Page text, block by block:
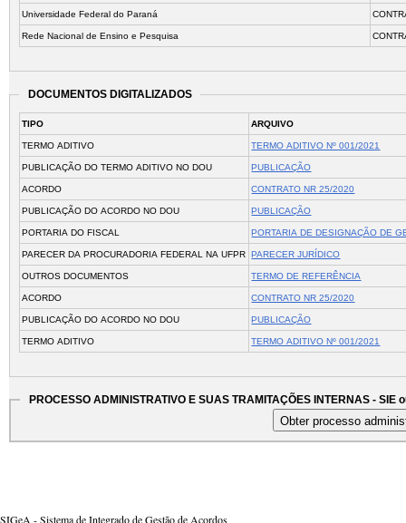
Universidade Federal do Paraná
Rede Nacional de Ensino e Pesquisa
DOCUMENTOS DIGITALIZADOS
TIPO ARQUIVO
TERMO ADITIVO TERMO ADITIVO Nº 001/2021
PUBLICAÇÃO DO TERMO ADITIVO NO DOU PUBLICAÇÃO
ACORDO CONTRATO NR 25/2020
PUBLICAÇÃO DO ACORDO NO DOU PUBLICAÇÃO
PORTARIA DO FISCAL PORTARIA DE DESIGNAÇÃO DE
PARECER DA PROCURADORIA FEDERAL NA UFPR PARECER JURÍDICO
OUTROS DOCUMENTOS TERMO DE REFERÊNCIA
ACORDO CONTRATO NR 25/2020
PUBLICAÇÃO DO ACORDO NO DOU PUBLICAÇÃO
TERMO ADITIVO TERMO ADITIVO Nº 001/2021
PROCESSO ADMINISTRATIVO E SUAS TRAMITAÇÕES INTERNAS - SIE
SIGeA - Sistema de Integrado de Gestão de Acordos